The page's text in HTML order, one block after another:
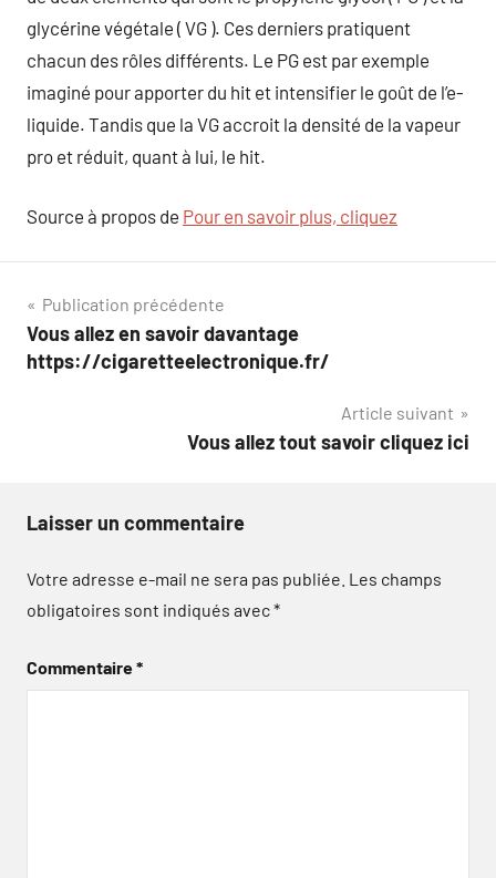
glycérine végétale ( VG ). Ces derniers pratiquent
chacun des rôles différents. Le PG est par exemple
imaginé pour apporter du hit et intensifier le goût de l’e-
liquide. Tandis que la VG accroit la densité de la vapeur
pro et réduit, quant à lui, le hit.
Source à propos de Pour en savoir plus, cliquez
Navigation
de
Publication précédente
Vous allez en savoir davantage
https://cigaretteelectronique.fr/
Article suivant
Vous allez tout savoir cliquez ici
Laisser un commentaire
Votre adresse e-mail ne sera pas publiée. Les champs
obligatoires sont indiqués avec*
Commentaire*